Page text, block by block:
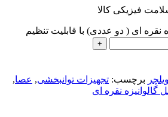
فیزیکی کالا
نقره ای ( دو عددی) با قابلیت تنظیم
برچسب: تجهیزات توانبخشی, عصا,
گالوانیزه نقره ای